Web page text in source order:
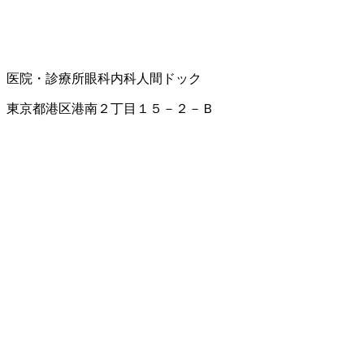
医院・診療所眼科内科人間ドック
東京都港区港南２丁目１５－２－Ｂ